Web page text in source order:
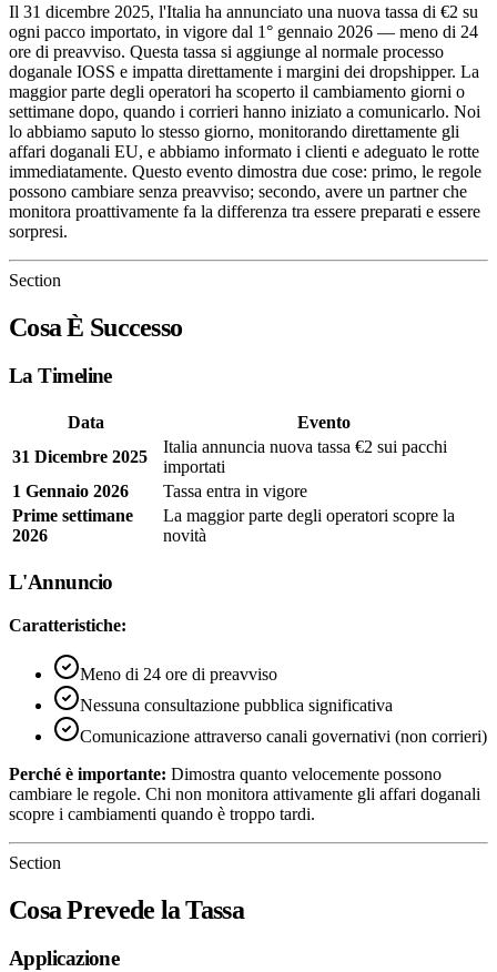
Il 31 dicembre 2025, l'Italia ha annunciato una nuova tassa di €2 su
ogni pacco importato, in vigore dal 1° gennaio 2026 — meno di 24
ore di preavviso. Questa tassa si aggiunge al normale processo
doganale IOSS e impatta direttamente i margini dei dropshipper. La
maggior parte degli operatori ha scoperto il cambiamento giorni o
settimane dopo, quando i corrieri hanno iniziato a comunicarlo. Noi
lo abbiamo saputo lo stesso giorno, monitorando direttamente gli
affari doganali EU, e abbiamo informato i clienti e adeguato le rotte
immediatamente. Questo evento dimostra due cose: primo, le regole
possono cambiare senza preavviso; secondo, avere un partner che
monitora proattivamente fa la differenza tra essere preparati e essere
sorpresi.
Section
Cosa È Successo
La Timeline
Data
Evento
31 Dicembre 2025
Italia annuncia nuova tassa €2 sui pacchi
importati
1 Gennaio 2026
Tassa entra in vigore
Prime settimane
2026
La maggior parte degli operatori scopre la
novità
L'Annuncio
Caratteristiche:
Meno di 24 ore di preavviso
Nessuna consultazione pubblica significativa
Comunicazione attraverso canali governativi (non corrieri)
Perché è importante: Dimostra quanto velocemente possono
cambiare le regole. Chi non monitora attivamente gli affari doganali
scopre i cambiamenti quando è troppo tardi.
Section
Cosa Prevede la Tassa
Applicazione